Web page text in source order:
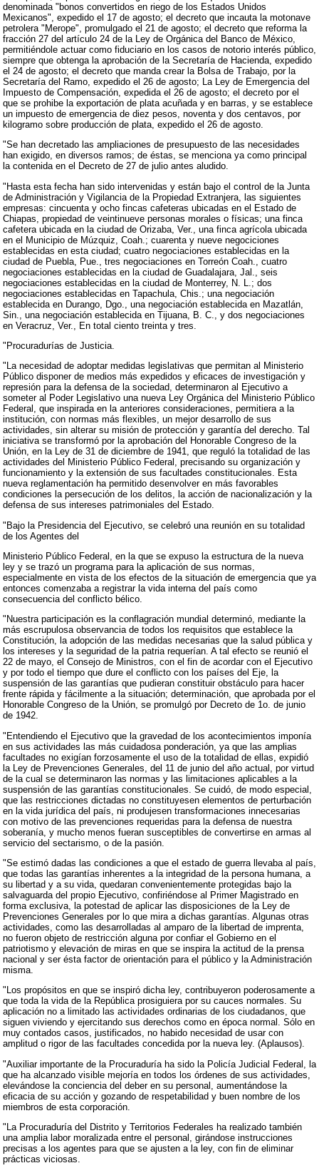
denominada "bonos convertidos en riego de los Estados Unidos
Mexicanos", expedido el 17 de agosto; el decreto que incauta la motonave
petrolera "Merope", promulgado el 21 de agosto; el decreto que reforma la
fracción 27 del artículo 24 de la Ley de Orgánica del Banco de México,
permitiéndole actuar como fiduciario en los casos de notorio interés público,
siempre que obtenga la aprobación de la Secretaría de Hacienda, expedido
el 24 de agosto; el decreto que manda crear la Bolsa de Trabajo, por la
Secretaría del Ramo, expedido el 26 de agosto; La Ley de Emergencia del
Impuesto de Compensación, expedida el 26 de agosto; el decreto por el
que se prohibe la exportación de plata acuñada y en barras, y se establece
un impuesto de emergencia de diez pesos, noventa y dos centavos, por
kilogramo sobre producción de plata, expedido el 26 de agosto.
"Se han decretado las ampliaciones de presupuesto de las necesidades
han exigido, en diversos ramos; de éstas, se menciona ya como principal
la contenida en el Decreto de 27 de julio antes aludido.
"Hasta esta fecha han sido intervenidas y están bajo el control de la Junta
de Administración y Vigilancia de la Propiedad Extranjera, las siguientes
empresas: cincuenta y ocho fincas cafeteras ubicadas en el Estado de
Chiapas, propiedad de veintinueve personas morales o físicas; una finca
cafetera ubicada en la ciudad de Orizaba, Ver., una finca agrícola ubicada
en el Municipio de Múzquiz, Coah.; cuarenta y nueve negociciones
establecidas en esta ciudad; cuatro negociaciones establecidas en la
ciudad de Puebla, Pue., tres negociaciones en Torreón Coah., cuatro
negociaciones establecidas en la ciudad de Guadalajara, Jal., seis
negociaciones establecidas en la ciudad de Monterrey, N. L.; dos
negociaciones establecidas en Tapachula, Chis.; una negociación
establecida en Durango, Dgo., una negociación establecida en Mazatlán,
Sin., una negociación establecida en Tijuana, B. C., y dos negociaciones
en Veracruz, Ver., En total ciento treinta y tres.
"Procuradurías de Justicia.
"La necesidad de adoptar medidas legislativas que permitan al Ministerio
Público disponer de medios más expedidos y eficaces de investigación y
represión para la defensa de la sociedad, determinaron al Ejecutivo a
someter al Poder Legislativo una nueva Ley Orgánica del Ministerio Público
Federal, que inspirada en la anteriores consideraciones, permitiera a la
institución, con normas más flexibles, un mejor desarrollo de sus
actividades, sin alterar su misión de protección y garantía del derecho. Tal
iniciativa se transformó por la aprobación del Honorable Congreso de la
Unión, en la Ley de 31 de diciembre de 1941, que reguló la totalidad de las
actividades del Ministerio Público Federal, precisando su organización y
funcionamiento y la extensión de sus facultades constitucionales. Esta
nueva reglamentación ha permitido desenvolver en más favorables
condiciones la persecución de los delitos, la acción de nacionalización y la
defensa de sus intereses patrimoniales del Estado.
"Bajo la Presidencia del Ejecutivo, se celebró una reunión en su totalidad
de los Agentes del
Ministerio Público Federal, en la que se expuso la estructura de la nueva
ley y se trazó un programa para la aplicación de sus normas,
especialmente en vista de los efectos de la situación de emergencia que ya
entonces comenzaba a registrar la vida interna del país como
consecuencia del conflicto bélico.
"Nuestra participación es la conflagración mundial determinó, mediante la
más escrupulosa observancia de todos los requisitos que establece la
Constitución, la adopción de las medidas necesarias que la salud pública y
los intereses y la seguridad de la patria requerían. A tal efecto se reunió el
22 de mayo, el Consejo de Ministros, con el fin de acordar con el Ejecutivo
y por todo el tiempo que dure el conflicto con los países del Eje, la
suspensión de las garantías que pudieran constituir obstáculo para hacer
frente rápida y fácilmente a la situación; determinación, que aprobada por el
Honorable Congreso de la Unión, se promulgó por Decreto de 1o. de junio
de 1942.
"Entendiendo el Ejecutivo que la gravedad de los acontecimientos imponía
en sus actividades las más cuidadosa ponderación, ya que las amplias
facultades no exigían forzosamente el uso de la totalidad de ellas, expidió
la Ley de Prevenciones Generales, del 11 de junio del año actual, por virtud
de la cual se determinaron las normas y las limitaciones aplicables a la
suspensión de las garantías constitucionales. Se cuidó, de modo especial,
que las restricciones dictadas no constituyesen elementos de perturbación
en la vida jurídica del país, ni produjesen transformaciones innecesarias
con motivo de las prevenciones requeridas para la defensa de nuestra
soberanía, y mucho menos fueran susceptibles de convertirse en armas al
servicio del sectarismo, o de la pasión.
"Se estimó dadas las condiciones a que el estado de guerra llevaba al país,
que todas las garantías inherentes a la integridad de la persona humana, a
su libertad y a su vida, quedaran convenientemente protegidas bajo la
salvaguarda del propio Ejecutivo, confiriéndose al Primer Magistrado en
forma exclusiva, la potestad de aplicar las disposiciones de la Ley de
Prevenciones Generales por lo que mira a dichas garantías. Algunas otras
actividades, como las desarrolladas al amparo de la libertad de imprenta,
no fueron objeto de restricción alguna por confiar el Gobierno en el
patriotismo y elevación de miras en que se inspira la actitud de la prensa
nacional y ser ésta factor de orientación para el público y la Administración
misma.
"Los propósitos en que se inspiró dicha ley, contribuyeron poderosamente a
que toda la vida de la República prosiguiera por su cauces normales. Su
aplicación no a limitado las actividades ordinarias de los ciudadanos, que
siguen viviendo y ejercitando sus derechos como en época normal. Sólo en
muy contados casos, justificados, no habido necesidad de usar con
amplitud o rigor de las facultades concedida por la nueva ley. (Aplausos).
"Auxiliar importante de la Procuraduría ha sido la Policía Judicial Federal, la
que ha alcanzado visible mejoría en todos los órdenes de sus actividades,
elevándose la conciencia del deber en su personal, aumentándose la
eficacia de su acción y gozando de respetabilidad y buen nombre de los
miembros de esta corporación.
"La Procuraduría del Distrito y Territorios Federales ha realizado también
una amplia labor moralizada entre el personal, girándose instrucciones
precisas a los agentes para que se ajusten a la ley, con fin de eliminar
prácticas viciosas.